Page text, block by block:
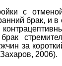
с
брак, и в
за
2006).